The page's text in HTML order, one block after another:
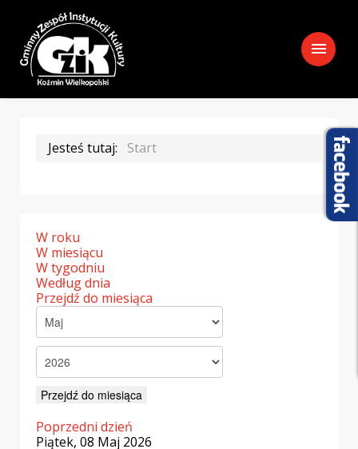
menu
Jesteś tutaj: Start
W roku
W miesiącu
W tygodniu
Według dnia
Przejdź do miesiąca
Przejdź do miesiąca
Poprzedni dzień
Piątek, 08 Maj 2026